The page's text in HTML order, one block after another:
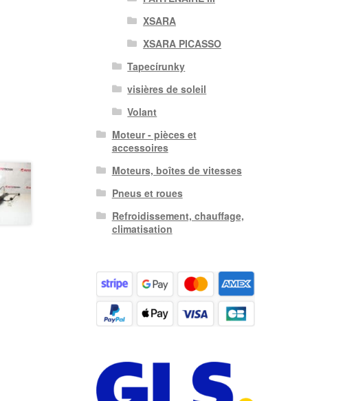
XSARA
XSARA PICASSO
Tapecírunky
visières de soleil
Volant
Moteur - pièces et
accessoires
Moteurs, boîtes de vitesses
Pneus et roues
Refroidissement, chauffage,
climatisation